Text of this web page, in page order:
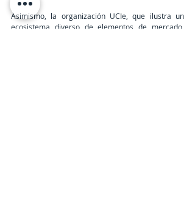
Asimismo, la organización UCIe, que ilustra un